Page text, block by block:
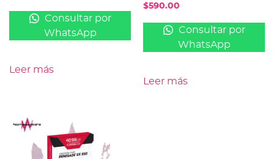
Consultar por
WhatsApp
Leer más
$590.00
Consultar por
WhatsApp
Leer más